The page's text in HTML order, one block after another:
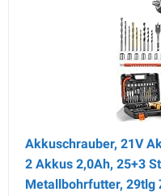
Akkuschrauber, 21V
2 Akkus 2,0Ah, 25+3
Metallbohrfutter, 29tlg